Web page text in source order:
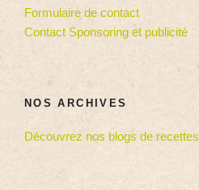
Formulaire de contact
Contact Sponsoring et publicité
NOS ARCHIVES
Découvrez nos blogs de recettes